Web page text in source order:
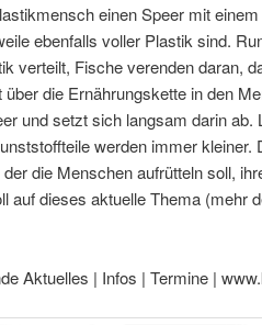
einen Speer mit
ebenfalls voller Plastik sind.
verteilt, Fische verenden daran,
die Ernährungskette in den
und setzt sich langsam darin ab.
werden immer kleiner.
die Menschen aufrütteln soll,
auf dieses aktuelle Thema (mehr
Aktuelles | Infos | Termine |